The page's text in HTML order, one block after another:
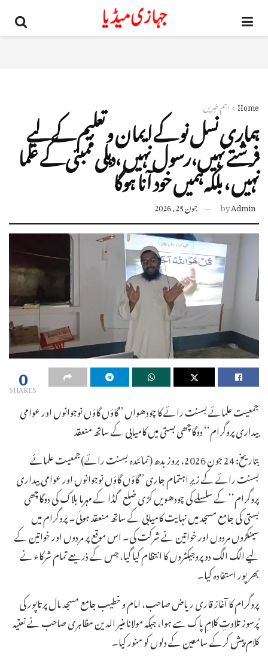
Home اہم خبریں
ہماری نسل نو کے ایمان و تعلیم کے لیے
فرشتے نہیں،رسول نہیں ،دہلی مُمبئی کے علما
نہیں ، بلکہ ہمیں خود آنا ہوگا
byAdmin جون 25, 2026
0
SHARES
جمعیت علمائے بسنت رائے کا چودھواں ’’گاؤں گاؤں نوجوانوں اور عوامی
بیداری پروگرام‘‘ دوگاچھی بستی میں کامیابی کے ساتھ منعقد
بتاریخ: 24 جون 2026، بروز بدھ (نمائندہ بسنت رائے)جمعیت علمائے
بسنت رائے کے زیرِ اہتمام جاری ’’گاؤں گاؤں نوجوانوں اور عوامی بیداری
پروگرام‘‘ کے سلسلے کی چودھویں کڑی ضلع گڈا کے مہرما بلاک کی دوگاچھی
بستی کی جامع مسجد میں نہایت کامیابی کے ساتھ منعقد ہوئی۔ پروگرام میں
سینکڑوں مردوں اور خواتین نے شرکت کی۔ اس موقع پر مردوں اور خواتین کے
لیے الگ الگ دو پروجیکٹروں کا انتظام کیا گیا، جس کے ذریعے تمام شرکاء نے
بھرپور استفادہ کیا۔
پروگرام کا آغاز قاری ریاض صاحب، امام و خطیب جامع مسجد مال پرتاپور کی
پُرسوز تلاوتِ کلامِ پاک سے ہوا، جبکہ مولانا منیر الدین مظاہری صاحب نے نعتیہ
کلام پیش کرکے سامعین کے دلوں کو منور کیا۔